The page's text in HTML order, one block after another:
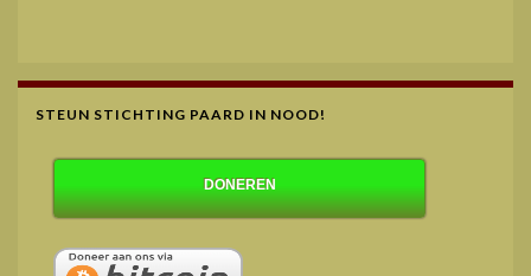
STEUN STICHTING PAARD IN NOOD!
DONEREN